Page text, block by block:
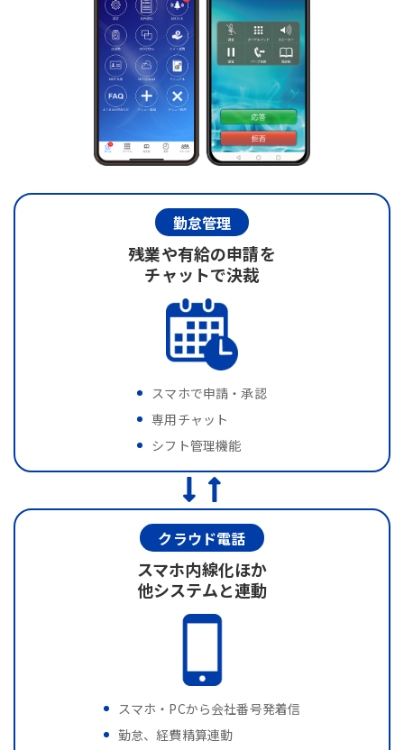
勤怠管理
残業や有給の申請を
チャットで決裁
スマホで申請・承認
専用チャット
シフト管理機能
クラウド電話
スマホ内線化ほか
他システムと連動
スマホ・PCから会社番号発着信
勤怠、経費精算連動